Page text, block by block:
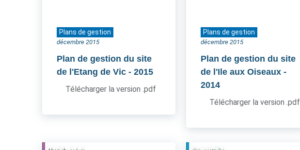
Plans de gestion
décembre 2015
Plan de gestion du site
de l'Etang de Vic - 2015
Télécharger la version .pdf
Plans de gestion
décembre 2015
Plan de gestion du site
de l'Ile aux Oiseaux -
2014
Télécharger la version .pdf